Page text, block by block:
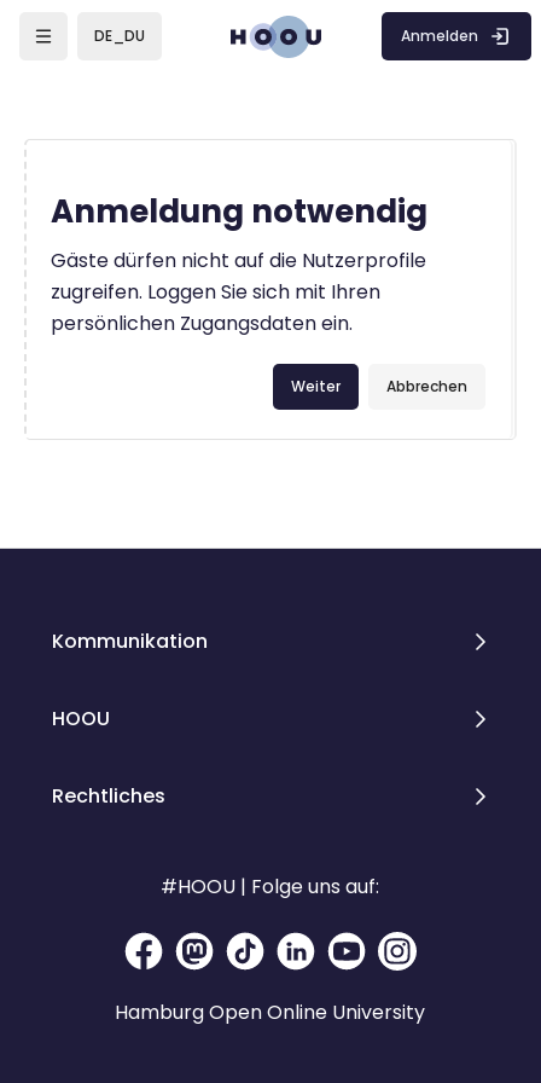
DE_DU Anmelden
Anmeldung notwendig
Gäste dürfen nicht auf die Nutzerprofile
zugreifen. Loggen Sie sich mit Ihren
persönlichen Zugangsdaten ein.
Abbrechen
Weiter
Kommunikation
HOOU
Rechtliches
#HOOU | Folge uns auf:
Hamburg Open Online University